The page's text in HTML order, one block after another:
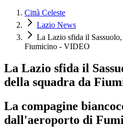
Città Celeste
Lazio News
La Lazio sfida il
Fiumicino - VIDEO
La Lazio sfida il
della squadra da
La compagine
dall'aeroporto di